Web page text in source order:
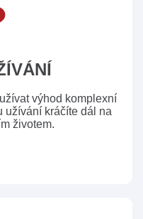
výhod komplexní
užívání kráčíte dál na
životem.